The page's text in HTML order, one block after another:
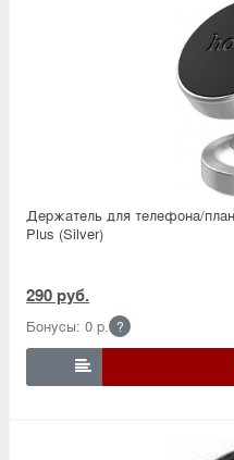
Держатель для телефона/
Plus (Silver)
290 руб.
Бонусы: 0 р. ?
